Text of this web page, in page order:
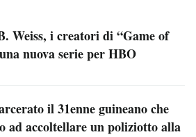
Weiss, i creatori di “Game of
nuova serie per HBO
il 31enne guineano che
ad accoltellare un poliziotto alla